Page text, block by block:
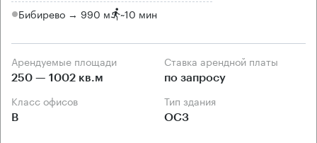
Бибирево → 990 м ~10 мин
Арендуемые площади
250 — 1002 кв.м
Ставка арендной платы
по запросу
Класс офисов
B
Тип здания
ОСЗ